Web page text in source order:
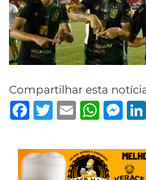
Compartilhar esta
Facebook
TwitterEmail